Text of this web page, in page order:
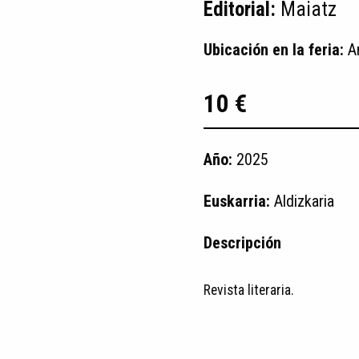
Editorial: Maiatz
Ubicación en la feria:
10 €
Año: 2025
Euskarria: Aldizkaria
Descripción
Revista literaria.